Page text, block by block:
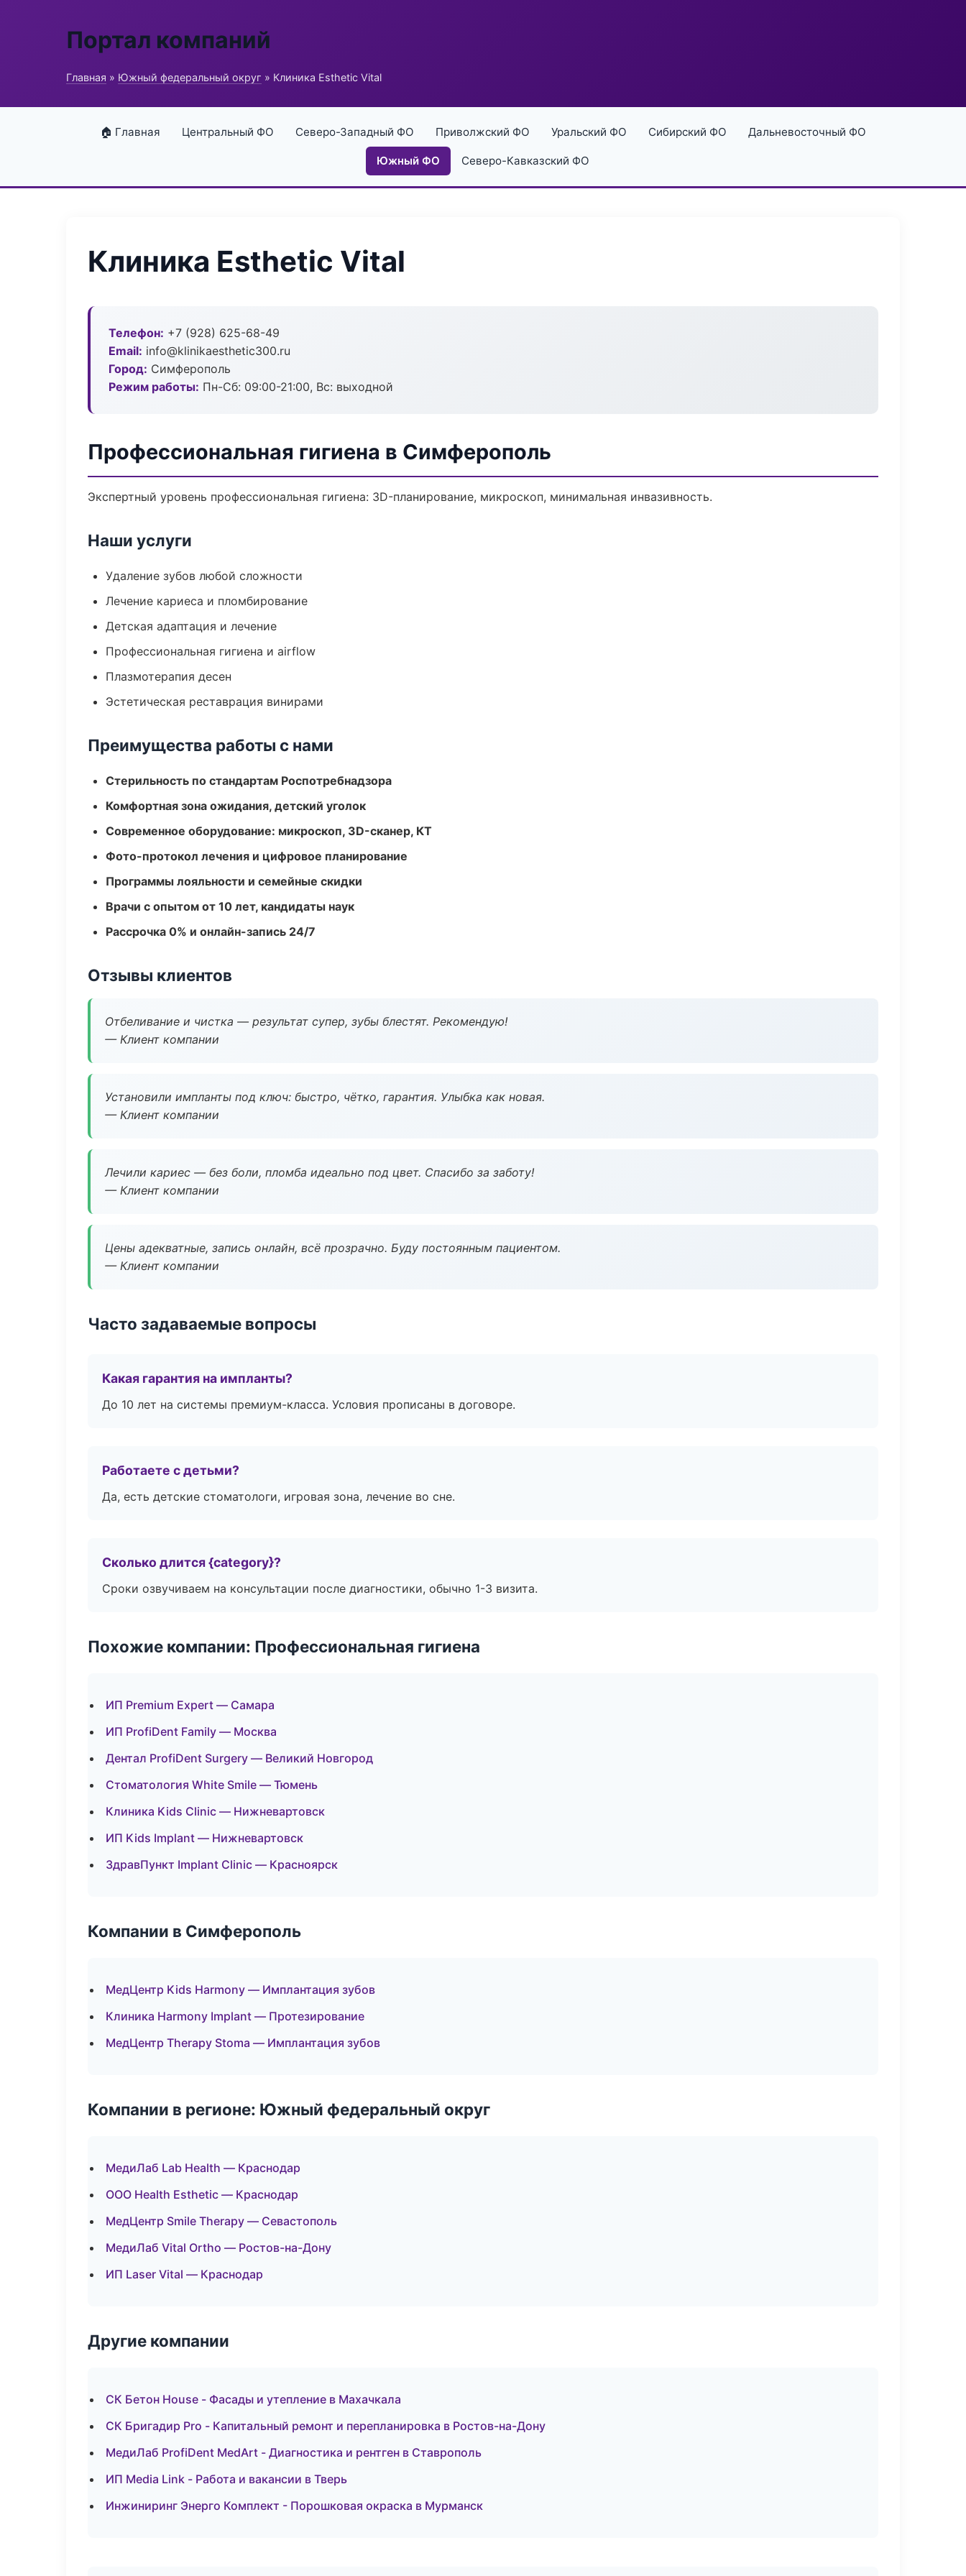
Портал компаний
Главная » Южный федеральный округ » Клиника Esthetic Vital
🏠 Главная Центральный ФО Северо-Западный ФО Приволжский ФО Уральский ФО Сибирский ФО Дальневосточный ФО
Южный ФО Северо-Кавказский ФО
Клиника Esthetic Vital
Телефон: +7 (928) 625-68-49
Email: info@klinikaesthetic300.ru
Город: Симферополь
Режим работы: Пн-Сб: 09:00-21:00, Вс: выходной
Профессиональная гигиена в Симферополь
Экспертный уровень профессиональная гигиена: 3D-планирование, микроскоп, минимальная инвазивность.
Наши услуги
Удаление зубов любой сложности
Лечение кариеса и пломбирование
Детская адаптация и лечение
Профессиональная гигиена и airflow
Плазмотерапия десен
Эстетическая реставрация винирами
Преимущества работы с нами
Стерильность по стандартам Роспотребнадзора
Комфортная зона ожидания, детский уголок
Современное оборудование: микроскоп, 3D-сканер, КТ
Фото-протокол лечения и цифровое планирование
Программы лояльности и семейные скидки
Врачи с опытом от 10 лет, кандидаты наук
Рассрочка 0% и онлайн-запись 24/7
Отзывы клиентов
Отбеливание и чистка — результат супер, зубы блестят. Рекомендую!
— Клиент компании
Установили импланты под ключ: быстро, чётко, гарантия. Улыбка как новая.
— Клиент компании
Лечили кариес — без боли, пломба идеально под цвет. Спасибо за заботу!
— Клиент компании
Цены адекватные, запись онлайн, всё прозрачно. Буду постоянным пациентом.
— Клиент компании
Часто задаваемые вопросы
Какая гарантия на импланты?
До 10 лет на системы премиум-класса. Условия прописаны в договоре.
Работаете с детьми?
Да, есть детские стоматологи, игровая зона, лечение во сне.
Сколько длится {category}?
Сроки озвучиваем на консультации после диагностики, обычно 1-3 визита.
Похожие компании: Профессиональная гигиена
ИП Premium Expert — Самара
ИП ProfiDent Family — Москва
Дентал ProfiDent Surgery — Великий Новгород
Стоматология White Smile — Тюмень
Клиника Kids Clinic — Нижневартовск
ИП Kids Implant — Нижневартовск
ЗдравПункт Implant Clinic — Красноярск
Компании в Симферополь
МедЦентр Kids Harmony — Имплантация зубов
Клиника Harmony Implant — Протезирование
МедЦентр Therapy Stoma — Имплантация зубов
Компании в регионе: Южный федеральный округ
МедиЛаб Lab Health — Краснодар
ООО Health Esthetic — Краснодар
МедЦентр Smile Therapy — Севастополь
МедиЛаб Vital Ortho — Ростов-на-Дону
ИП Laser Vital — Краснодар
Другие компании
СК Бетон House - Фасады и утепление в Махачкала
СК Бригадир Pro - Капитальный ремонт и перепланировка в Ростов-на-Дону
МедиЛаб ProfiDent MedArt - Диагностика и рентген в Ставрополь
ИП Media Link - Работа и вакансии в Тверь
Инжиниринг Энерго Комплект - Порошковая окраска в Мурманск